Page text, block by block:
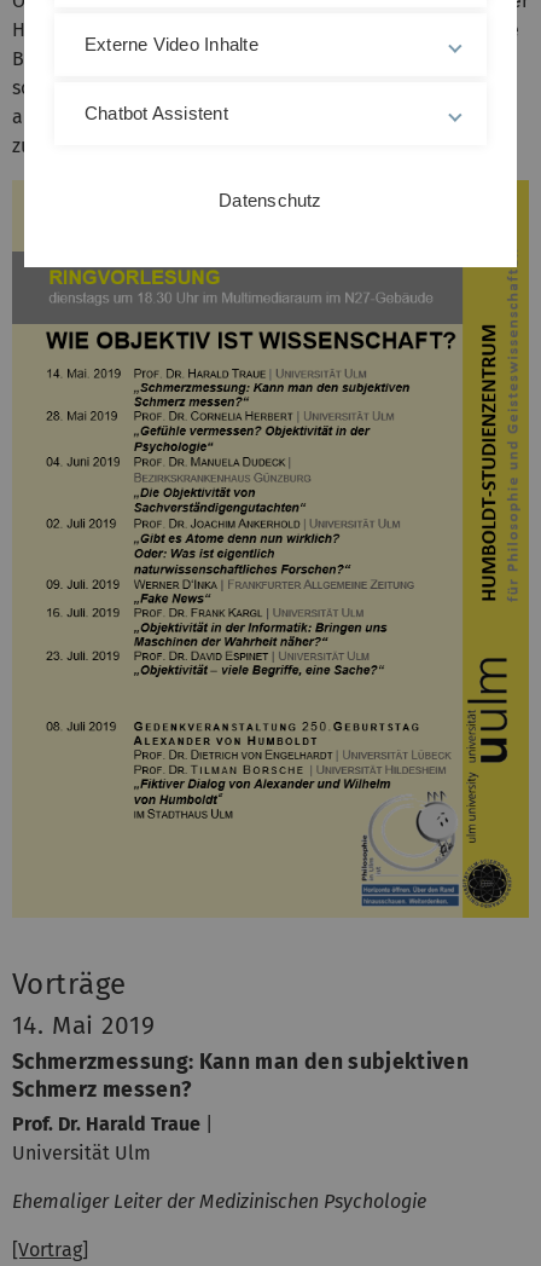
Herstellung objektiv gültigen Wissens, was durch konkrete
Bezugnahme auf Einzelaspekte veranschaulicht werden
soll. Zentrales Anliegen ist es, einen differenzierten Blick
auf eine Grundvoraussetzung von Erkennen und Handeln
zu werfen.
Vorträge
14. Mai 2019
Schmerzmessung: Kann man den subjektiven
Schmerz messen?
Prof. Dr. Harald Traue
Universität Ulm
Ehemaliger Leiter der Medizinischen Psychologie
[Vortrag]
Externe Video Inhalte
Chatbot Assistent
Datenschutz